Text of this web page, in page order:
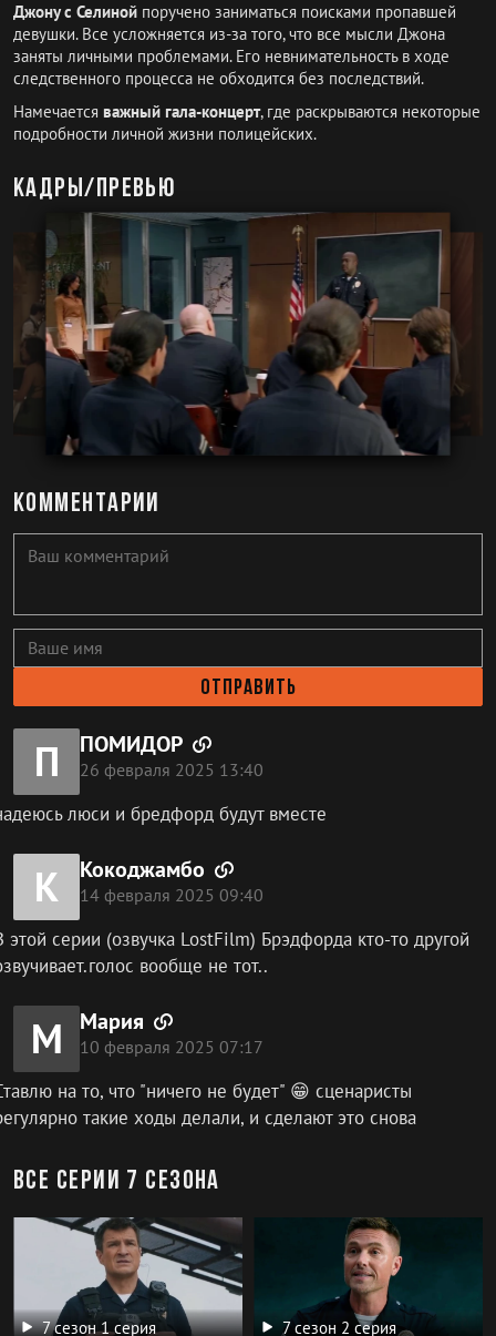
Джону с Селиной поручено заниматься поисками пропавшей
девушки. Все усложняется из-за того, что все мысли Джона
заняты личными проблемами. Его невнимательность в ходе
следственного процесса не обходится без последствий.
Намечается важный гала-концерт, где раскрываются некоторые
подробности личной жизни полицейских.
Кадры/превью
Комментарии
Отправить
П ПОМИДОР
26 февраля 2025 13:40
люси и бредфорд будут вместе
К Кокоджамбо
14 февраля 2025 09:40
этой серии (озвучка LostFilm) Брэдфорда кто-то другой
вообще не тот..
М Мария
10 февраля 2025 07:17
на то, что "ничего не будет" 😁 сценаристы
такие ходы делали, и сделают это снова
Все серии 7 сезона
7 сезон 1 серия 7 сезон 2 серия